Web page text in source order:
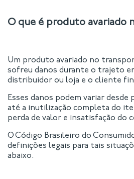
O que é produto avariado
Um produto avariado no
sofreu danos durante o trajeto
distribuidor ou loja e o cliente
Esses danos podem variar desde
até a inutilização completa do
perda de valor e insatisfação do
O Código Brasileiro do
definições legais para tais
abaixo.